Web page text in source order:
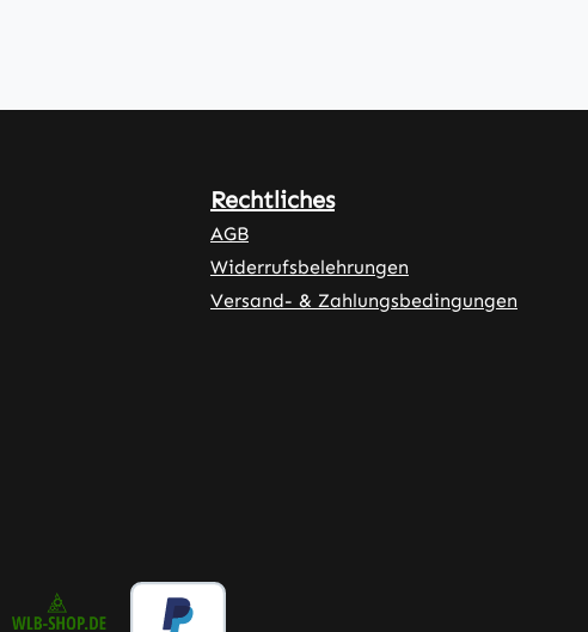
Rechtliches
AGB
Widerrufsbelehrungen
Versand- & Zahlungsbedingungen